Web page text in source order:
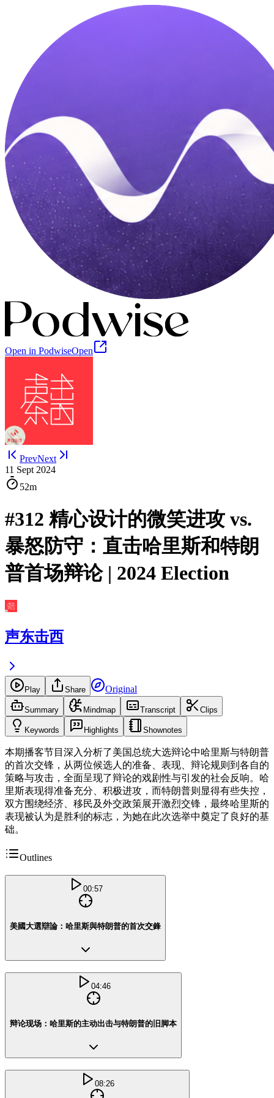
Open in PodwiseOpen
PrevNext
11 Sept 2024
52m
#312 精心设计的微笑进攻 vs.
暴怒防守：直击哈里斯和特朗
普首场辩论 | 2024 Election
声东击西
Play Share Original
Summary Mindmap Transcript Clips
Keywords Highlights Shownotes
本期播客节目深入分析了美国总统大选辩论中哈里斯与特朗普
的首次交锋，从两位候选人的准备、表现、辩论规则到各自的
策略与攻击，全面呈现了辩论的戏剧性与引发的社会反响。哈
里斯表现得准备充分、积极进攻，而特朗普则显得有些失控，
双方围绕经济、移民及外交政策展开激烈交锋，最终哈里斯的
表现被认为是胜利的标志，为她在此次选举中奠定了良好的基
础。
Outlines
00:57
美國大選辯論：哈里斯與特朗普的首次交鋒
04:46
辩论现场：哈里斯的主动出击与特朗普的旧脚本
08:26